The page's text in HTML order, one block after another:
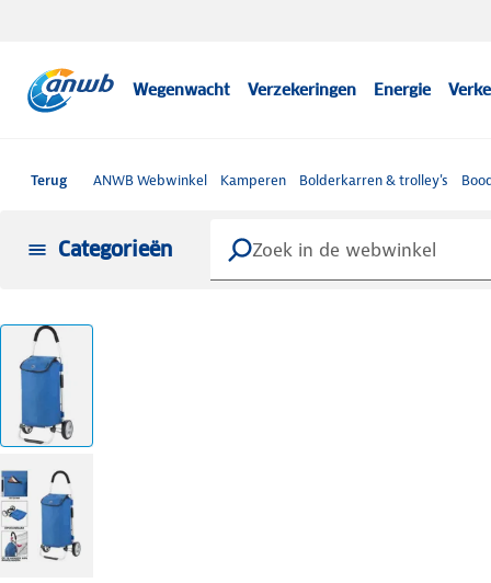
Wegenwacht Verzekeringen Energie
Terug ANWB Webwinkel Kamperen Bolderkarren & trolley's
Categorieën